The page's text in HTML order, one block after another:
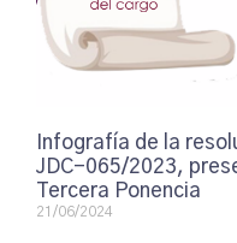
Infografía de la
JDC-065/2023,
Tercera Ponencia
21/06/2024